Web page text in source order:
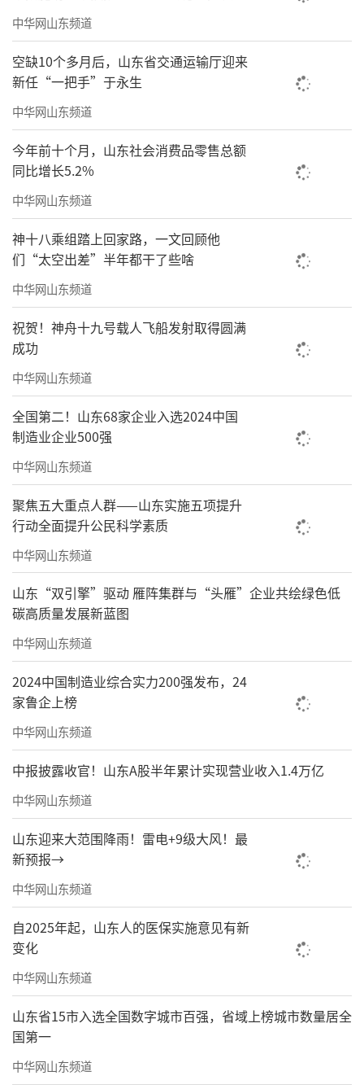
据董汉军介绍，海尚海服务集团以“AIoT+
IOC”物联平台为依托,打造“信息化系统+EBA
设备设施管理系统＋大数据分析系统＋移动端
（海客会APP等三端一程序）”
四大驱动的物
业企业全链条数字化管理体系，为物业数字化
升级奠定坚实的技术基底。
在企业管理层面，信息化系统通过PC端Po
rtal、移动端创客云APP，聚合财务、业务、流
程、报表等5大模块，提升办公效率，进而提升
服务效率。
在设施设备物联层面，EBA设备设施管理系
统能够对物业常用十大设备设施系统进行远程
监控、故障提前预警等全生命周期管控，为物
业管理降耗提效。
▲EBA设备设施管理系统
同时，海尚海服务集团训练出一套清晰的
大数据分析系统，让数据会“思考”。大数据
中心集物联数据管控、数据运营管控、指挥调
度、数据分析、赋能增值服务五大功能于一
身，通过集成第三方数据平台和业务平台，基
于已有的硬件设备数据和业务系统数据做建模
分析，能够对社区进行用户画像、工单分析、
故障分析等不同维度数据服务，为物业管理降
本增效，同时赋能企业开展多元增值服务，助
力实现业主全生命周期满意度提升。
中华网山东频道
空缺10个多月后，山东省交通运输厅迎来
新任“一把手”于永生
中华网山东频道
今年前十个月，山东社会消费品零售总额
同比增长5.2%
中华网山东频道
神十八乘组踏上回家路，一文回顾他
们“太空出差”半年都干了些啥
中华网山东频道
祝贺！神舟十九号载人飞船发射取得圆满
成功
中华网山东频道
全国第二！山东68家企业入选2024中国
制造业企业500强
中华网山东频道
聚焦五大重点人群——山东实施五项提升
行动全面提升公民科学素质
中华网山东频道
山东“双引擎”驱动 雁阵集群与“头雁”企业共绘绿色低
碳高质量发展新蓝图
中华网山东频道
2024中国制造业综合实力200强发布，24
家鲁企上榜
中华网山东频道
中报披露收官！山东A股半年累计实现营业收入1.4万亿
中华网山东频道
山东迎来大范围降雨！雷电+9级大风！最
新预报→
中华网山东频道
自2025年起，山东人的医保实施意见有新
变化
中华网山东频道
山东省15市入选全国数字城市百强，省域上榜城市数量居全
国第一
中华网山东频道